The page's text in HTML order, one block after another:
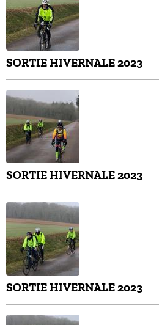
SORTIE HIVERNALE 2023
SORTIE HIVERNALE 2023
SORTIE HIVERNALE 2023